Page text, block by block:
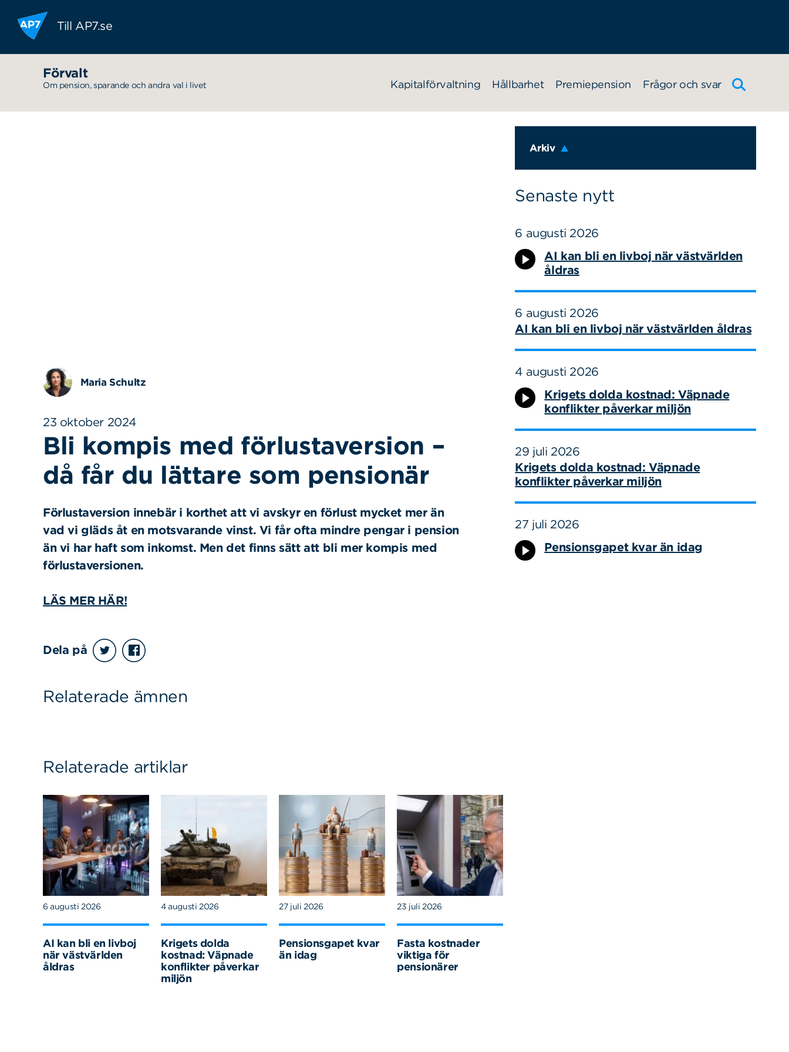
Hoppa till innehållet
Till AP7.se
Förvalt
Om pension, sparande och andra val i livet Kapitalförvaltning Hållbarhet Premiepension Frågor och svar
Arkiv
Senaste nytt
6 augusti 2026
AI kan bli en livboj när västvärlden
åldras
6 augusti 2026
AI kan bli en livboj när västvärlden åldras
4 augusti 2026
Krigets dolda kostnad: Väpnade
konflikter påverkar miljön
29 juli 2026
Krigets dolda kostnad: Väpnade
konflikter påverkar miljön
27 juli 2026
Pensionsgapet kvar än idag
Maria Schultz
23 oktober 2024
Bli kompis med förlustaversion –
då får du lättare som pensionär
Förlustaversion innebär i korthet att vi avskyr en förlust mycket mer än
vad vi gläds åt en motsvarande vinst. Vi får ofta mindre pengar i pension
än vi har haft som inkomst. Men det finns sätt att bli mer kompis med
förlustaversionen.
LÄS MER HÄR!
Dela på
Relaterade ämnen
Relaterade artiklar
6 augusti 2026
AI kan bli en livboj
när västvärlden
åldras
4 augusti 2026
Krigets dolda
kostnad: Väpnade
konflikter påverkar
miljön
27 juli 2026
Pensionsgapet kvar
än idag
23 juli 2026
Fasta kostnader
viktiga för
pensionärer
Sök på sidan:Sök